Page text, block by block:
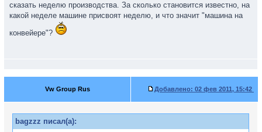
сказать неделю производства. За сколько становится известно, на
какой неделе машине присвоят неделю, и что значит "машина на
конвейере"?
Vw Group Rus Добавлено: 02 фев 2011, 15:42
bagzzz писал(а):